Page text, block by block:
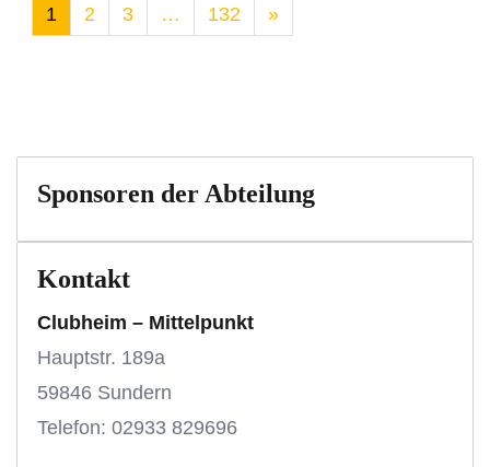
1 2 3 … 132 »
Sponsoren der Abteilung
Kontakt
Clubheim – Mittelpunkt
Hauptstr. 189a
59846 Sundern
Telefon: 02933 829696